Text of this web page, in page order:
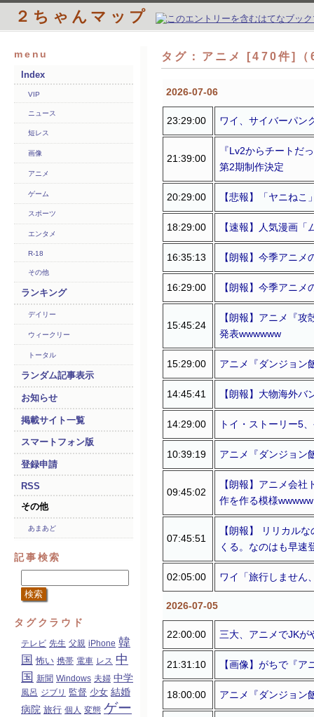
２ちゃんマップ
menu
Index
VIP
ニュース
短レス
画像
アニメ
ゲーム
スポーツ
エンタメ
R-18
その他
ランキング
デイリー
ウィークリー
トータル
ランダム記事表示
お知らせ
掲載サイト一覧
スマートフォン版
登録申請
RSS
その他
あまあど
記事検索
タグクラウド
テレビ 先生 父親 iPhone 韓
国 怖い 携帯 電車 レス 中
国 新聞 Windows 夫婦 中学
風呂 ジブリ 監督 少女 結婚
病院 旅行 個人 変態 ゲー
タグ：アニメ [470件]（
2026-07-06
23:29:00 ワイ、サイバーパン
21:39:00
『Lv2からチートだ
第2期制作決定
20:29:00 【悲報】「ヤニね
18:29:00 【速報】人気漫画
16:35:13 【朗報】今季アニ
16:29:00 【朗報】今季アニ
15:45:24
【朗報】アニメ『
発表wwwwww
15:29:00 アニメ『ダンジョン
14:45:41 【朗報】大物海外
14:29:00 トイ・ストーリー5
10:39:19 アニメ『ダンジョン
09:45:02
【朗報】アニメ会
作を作る模様wwwww
07:45:51
【朗報】 リリカル
くる。なのはも早速
02:05:00 ワイ「旅行しません
2026-07-05
22:00:00 三大、アニメでJKが
21:31:10 【画像】がちで『
18:00:00 アニメ『ダンジョン